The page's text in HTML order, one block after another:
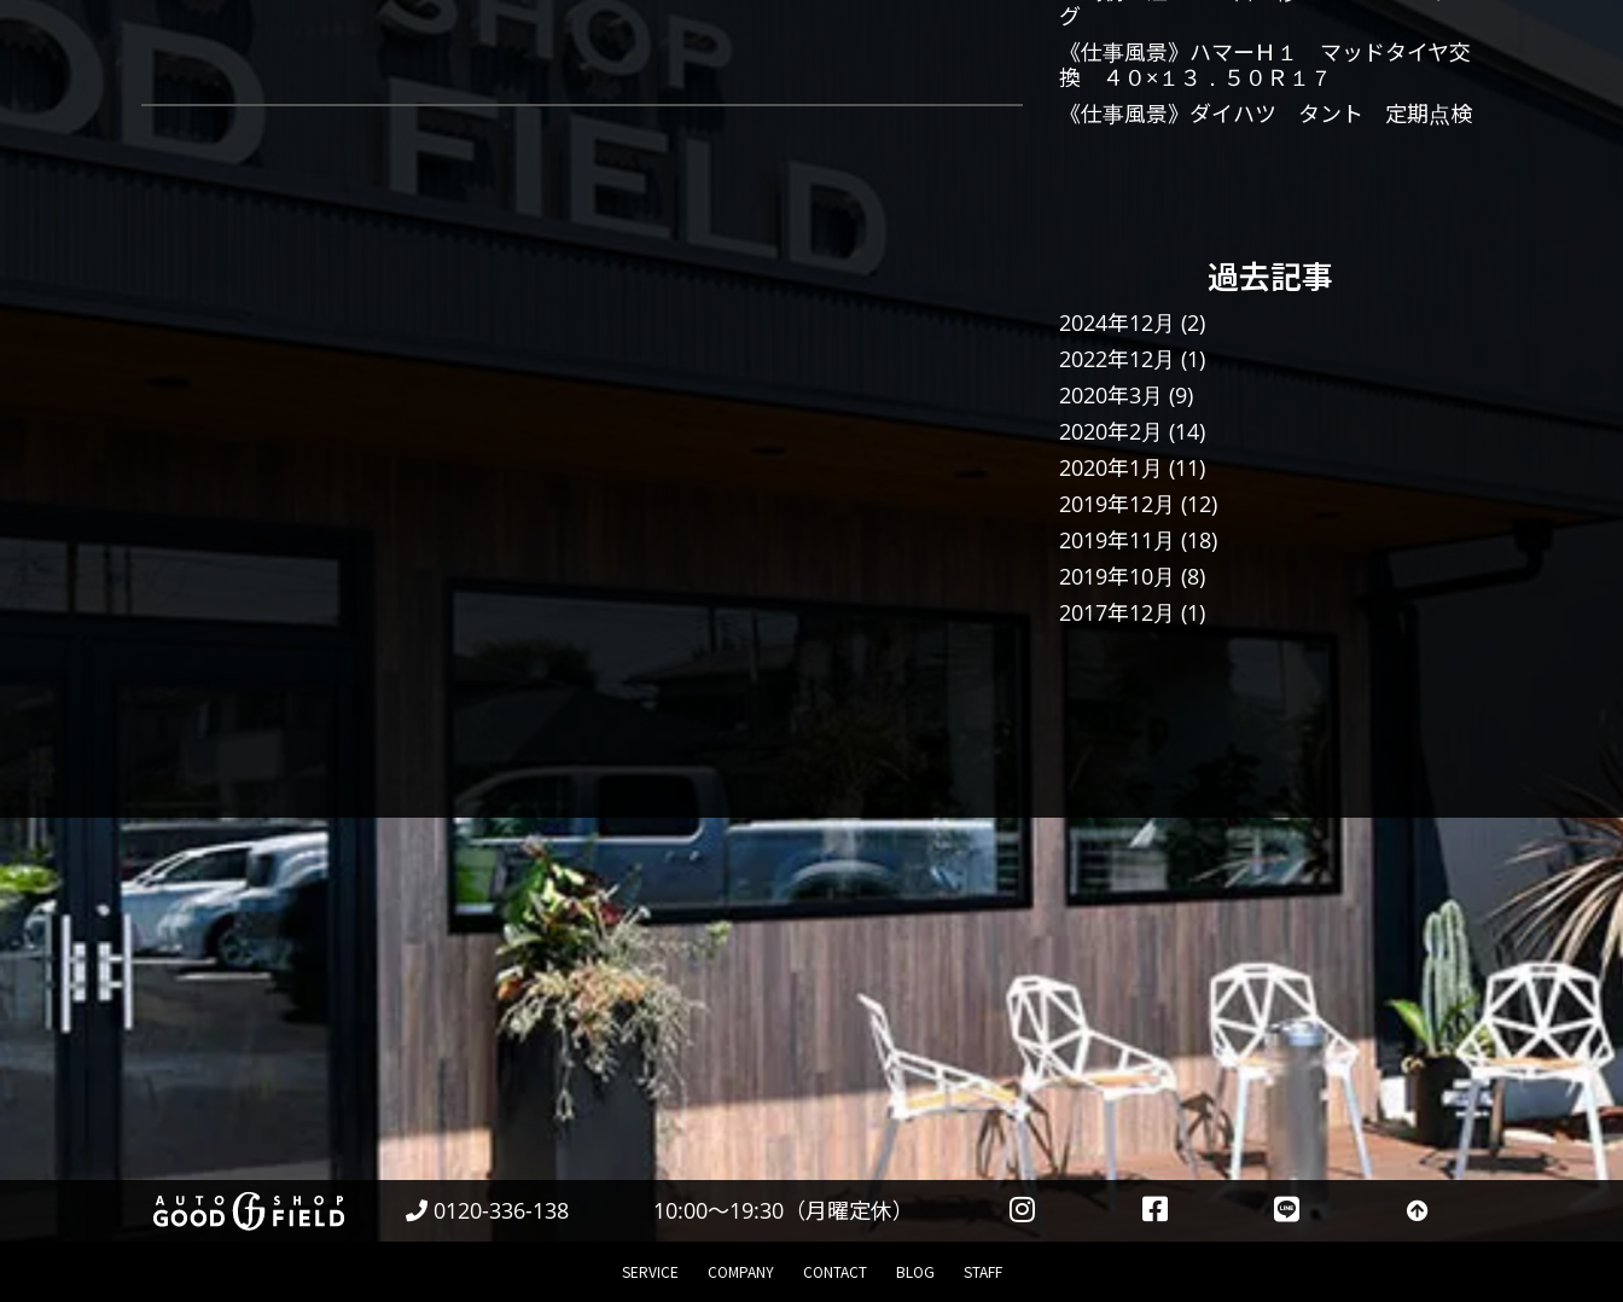
グ
《仕事風景》ハマーＨ１ マッドタイヤ交
換 ４０×１３．５０Ｒ１７
《仕事風景》ダイハツ タント 定期点検
過去記事
2024年12月 (2)
2022年12月 (1)
2020年3月 (9)
2020年2月 (14)
2020年1月 (11)
2019年12月 (12)
2019年11月 (18)
2019年10月 (8)
2017年12月 (1)
0120-336-138 10:00～19:30（月曜定休）
SERVICE COMPANY CONTACT BLOG STAFF